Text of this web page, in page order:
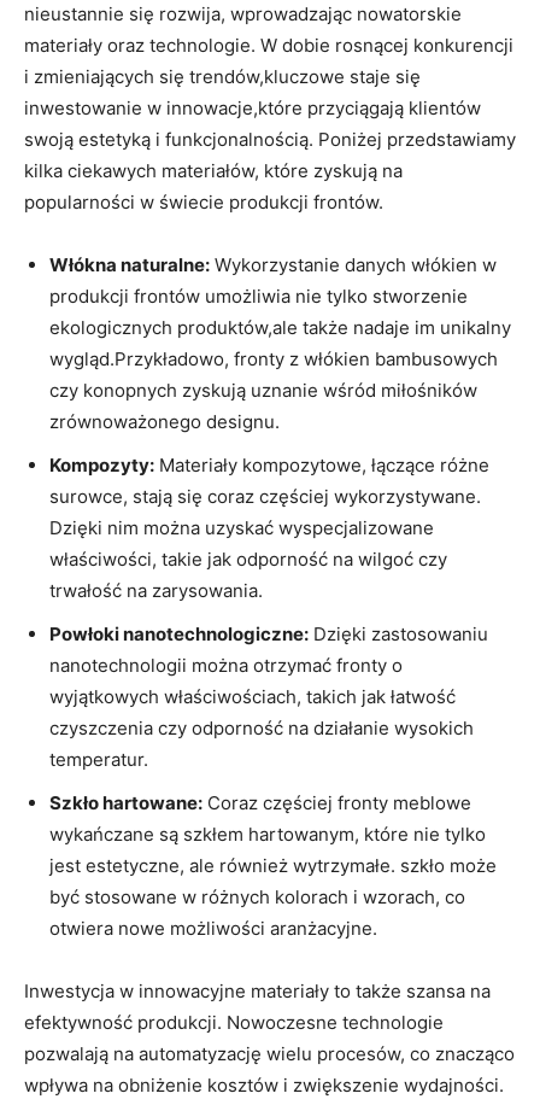
nieustannie się rozwija, wprowadzając nowatorskie
materiały oraz technologie. W dobie rosnącej konkurencji
i zmieniających się trendów,kluczowe staje się
inwestowanie w innowacje,które przyciągają klientów
swoją estetyką i funkcjonalnością. Poniżej przedstawiamy
kilka ciekawych materiałów, które zyskują na
popularności w świecie produkcji frontów.
Włókna naturalne: Wykorzystanie danych włókien w
produkcji frontów umożliwia nie tylko stworzenie
ekologicznych produktów,ale także nadaje im unikalny
wygląd.Przykładowo, fronty z włókien bambusowych
czy konopnych zyskują uznanie wśród miłośników
zrównoważonego designu.
Kompozyty: Materiały kompozytowe, łączące różne
surowce, stają się coraz częściej wykorzystywane.
Dzięki nim można uzyskać wyspecjalizowane
właściwości, takie jak odporność na wilgoć czy
trwałość na zarysowania.
Powłoki nanotechnologiczne: Dzięki zastosowaniu
nanotechnologii można otrzymać fronty o
wyjątkowych właściwościach, takich jak łatwość
czyszczenia czy odporność na działanie wysokich
temperatur.
Szkło hartowane: Coraz częściej fronty meblowe
wykańczane są szkłem hartowanym, które nie tylko
jest estetyczne, ale również wytrzymałe. szkło może
być stosowane w różnych kolorach i wzorach, co
otwiera nowe możliwości aranżacyjne.
Inwestycja w innowacyjne materiały to także szansa na
efektywność produkcji. Nowoczesne technologie
pozwalają na automatyzację wielu procesów, co znacząco
wpływa na obniżenie kosztów i zwiększenie wydajności.